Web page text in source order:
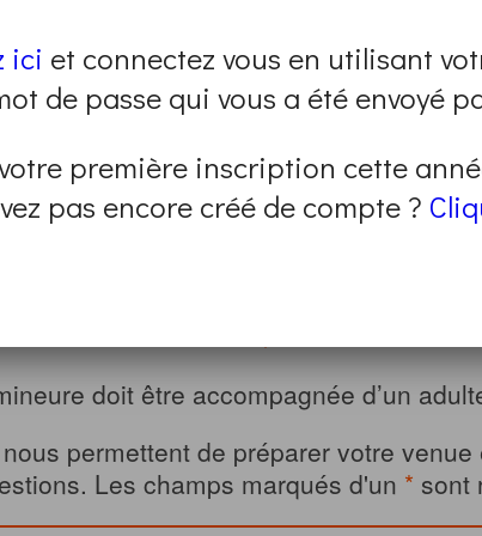
Roubaix, France
sont closes.
autre en renseignant vos critères sur
RENDRA VOTRE
PROGRAMME QUE VOUS AVEZ
doit être accompagnée d’un
permettent de préparer votre
Les champs marqués d'un * sont
ici et connectez vous en utilisant
de passe qui vous a été envoyé
première inscription cette
pas encore créé de compte ?